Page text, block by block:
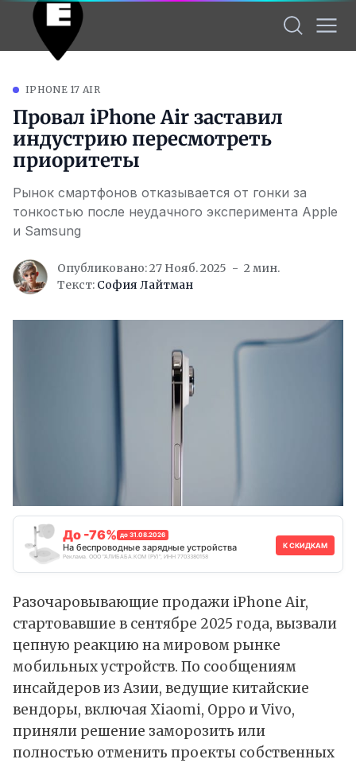
IPHONE 17 AIR
Провал iPhone Air заставил
индустрию пересмотреть
приоритеты
Рынок смартфонов отказывается от гонки за
тонкостью после неудачного эксперимента Apple
и Samsung
Опубликовано: 27 Нояб. 2025
2 мин.
Текст: София Лайтман
До -76% до 31.08.2026
На беспроводные зарядные устройства
Реклама. ООО "АЛИБАБА.КОМ (РУ)", ИНН 7703380158
К СКИДКАМ
Разочаровывающие продажи iPhone Air,
стартовавшие в сентябре 2025 года, вызвали
цепную реакцию на мировом рынке
мобильных устройств. По сообщениям
инсайдеров из Азии, ведущие китайские
вендоры, включая Xiaomi, Oppo и Vivo,
приняли решение заморозить или
полностью отменить проекты собственных